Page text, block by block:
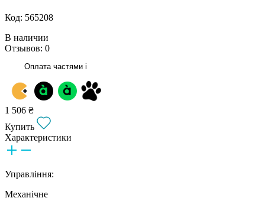
Код: 565208
В наличии
Отзывов: 0
Оплата частями i
1 506 ₴
Купить
Характеристики
Управління:
Механічне